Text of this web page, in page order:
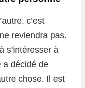
c’est
reviendra pas.
s’intéresser à
a décidé de
chose. Il est